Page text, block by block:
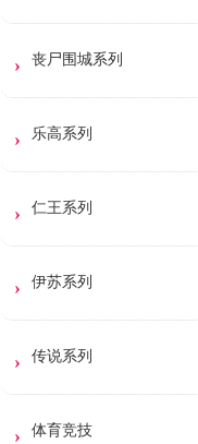
丧尸围城系列
乐高系列
仁王系列
伊苏系列
传说系列
体育竞技